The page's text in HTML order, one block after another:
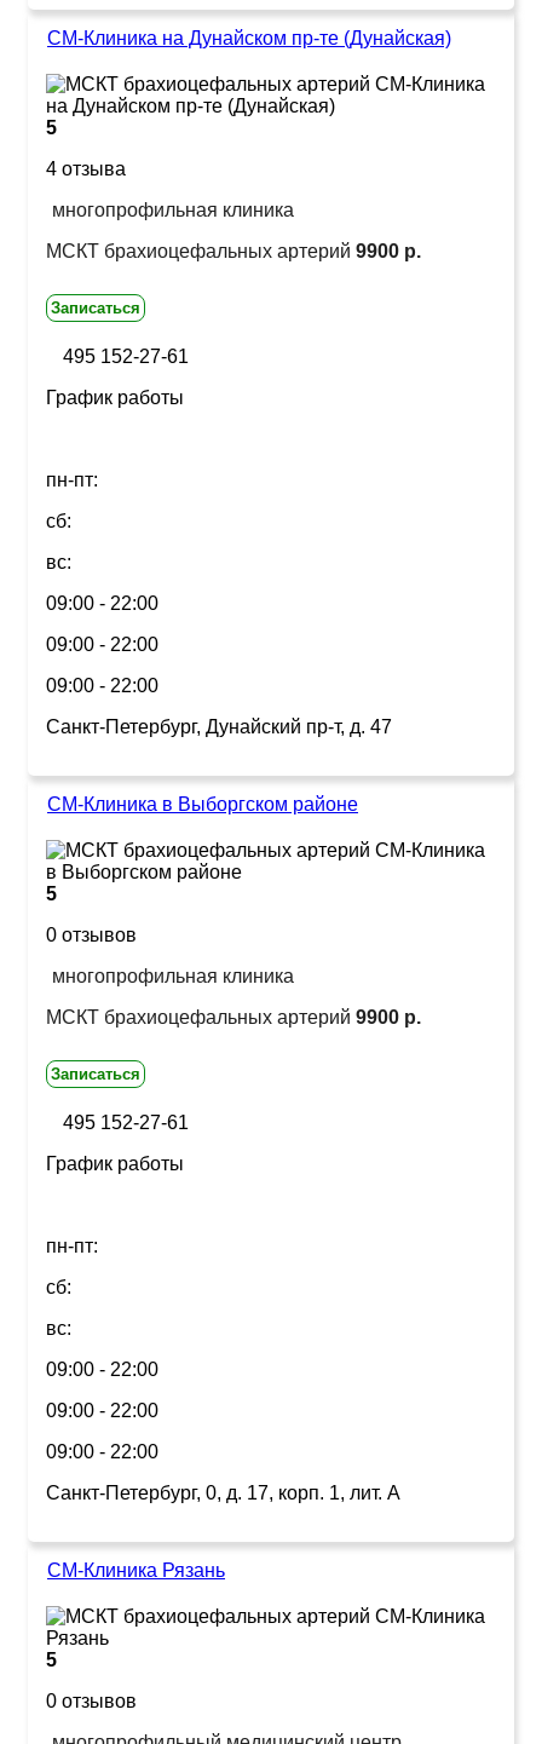
СМ-Клиника на Дунайском пр-те (Дунайская)
5
4 отзыва
многопрофильная клиника
МСКТ брахиоцефальных артерий 9900 р.
Записаться
495 152-27-61
График работы
пн-пт:
сб:
вс:
09:00 - 22:00
09:00 - 22:00
09:00 - 22:00
Санкт-Петербург, Дунайский пр-т, д. 47
СМ-Клиника в Выборгском районе
5
0 отзывов
многопрофильная клиника
МСКТ брахиоцефальных артерий 9900 р.
Записаться
495 152-27-61
График работы
пн-пт:
сб:
вс:
09:00 - 22:00
09:00 - 22:00
09:00 - 22:00
Санкт-Петербург, 0, д. 17, корп. 1, лит. А
СМ-Клиника Рязань
5
0 отзывов